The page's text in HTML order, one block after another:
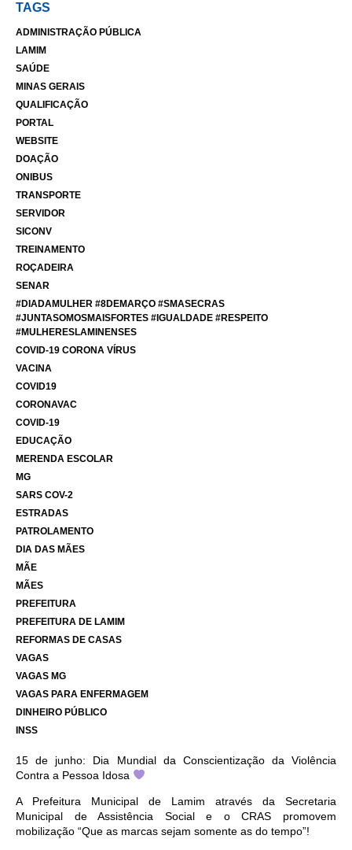
TAGS
ADMINISTRAÇÃO PÚBLICA
LAMIM
SAÚDE
MINAS GERAIS
QUALIFICAÇÃO
PORTAL
WEBSITE
DOAÇÃO
ONIBUS
TRANSPORTE
SERVIDOR
SICONV
TREINAMENTO
ROÇADEIRA
SENAR
#DIADAMULHER #8DEMARÇO #SMASECRAS
#JUNTASOMOSMAISFORTES #IGUALDADE #RESPEITO
#MULHERESLAMINENSES
COVID-19 CORONA VÍRUS
VACINA
COVID19
CORONAVAC
COVID-19
EDUCAÇÃO
MERENDA ESCOLAR
MG
SARS COV-2
ESTRADAS
PATROLAMENTO
DIA DAS MÃES
MÃE
MÃES
PREFEITURA
PREFEITURA DE LAMIM
REFORMAS DE CASAS
VAGAS
VAGAS MG
VAGAS PARA ENFERMAGEM
DINHEIRO PÚBLICO
INSS
15 de junho: Dia Mundial da Conscientização da Violência
Contra a Pessoa Idosa
A Prefeitura Municipal de Lamim através da Secretaria
Municipal de Assistência Social e o CRAS promovem
mobilização “Que as marcas sejam somente as do tempo”!